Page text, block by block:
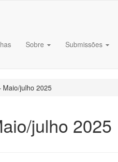
Sobre Submissões
Maio/julho 2025
julho 2025